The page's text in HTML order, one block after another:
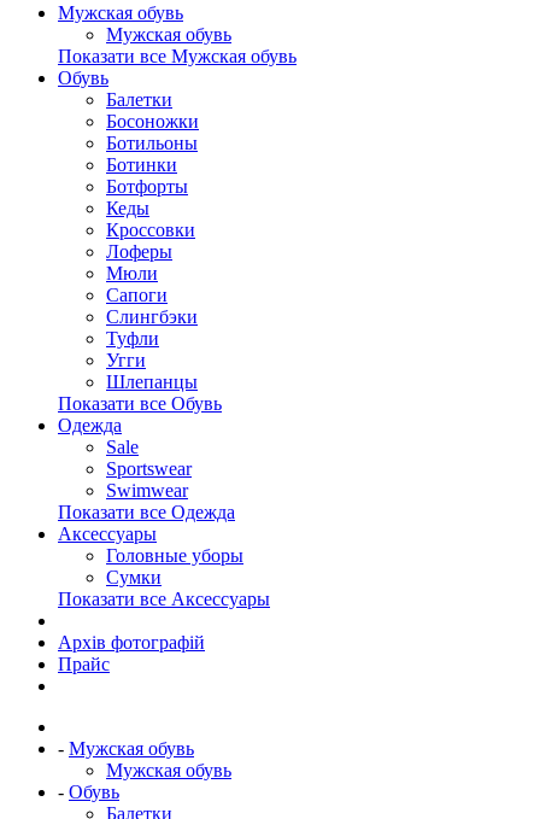
Мужская обувь
Мужская обувь
Показати все Мужская обувь
Обувь
Балетки
Босоножки
Ботильоны
Ботинки
Ботфорты
Кеды
Кроссовки
Лоферы
Мюли
Сапоги
Слингбэки
Туфли
Угги
Шлепанцы
Показати все Обувь
Одежда
Sale
Sportswear
Swimwear
Показати все Одежда
Аксессуары
Головные уборы
Сумки
Показати все Аксессуары
Архів фотографій
Прайс
- Мужская обувь
Мужская обувь
- Обувь
Балетки